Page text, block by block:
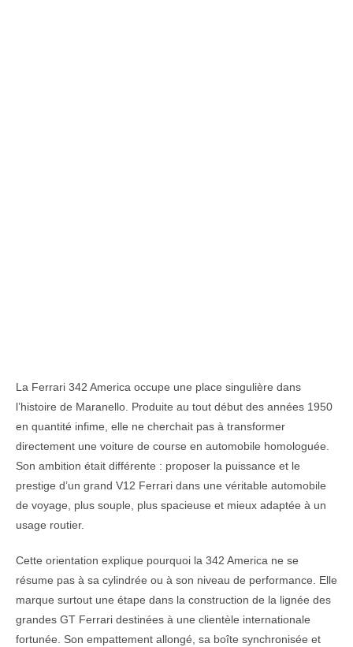
La Ferrari 342 America occupe une place singulière dans
l’histoire de Maranello. Produite au tout début des années 1950
en quantité infime, elle ne cherchait pas à transformer
directement une voiture de course en automobile homologuée.
Son ambition était différente : proposer la puissance et le
prestige d’un grand V12 Ferrari dans une véritable automobile
de voyage, plus souple, plus spacieuse et mieux adaptée à un
usage routier.
Cette orientation explique pourquoi la 342 America ne se
résume pas à sa cylindrée ou à son niveau de performance. Elle
marque surtout une étape dans la construction de la lignée des
grandes GT Ferrari destinées à une clientèle internationale
fortunée. Son empattement allongé, sa boîte synchronisée et